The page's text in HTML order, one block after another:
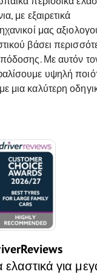
με εξαιρετικά
μας
βάσει
Με αυτόν
υψηλή
μια καλύτερη
για